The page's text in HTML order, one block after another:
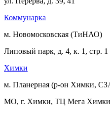
Коммунарка
м. Новомосковская (ТиНАО)
Липовый парк, д. 4, к. 1, стр.
Химки
м. Планерная (р-он Химки,
МО, г. Химки, ТЦ Мега